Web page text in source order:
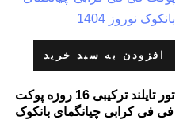
افزودن به سبد خرید
تور تایلند ترکیبی 16 روزه پوکت
فی فی کرابی چیانگمای بانکوک